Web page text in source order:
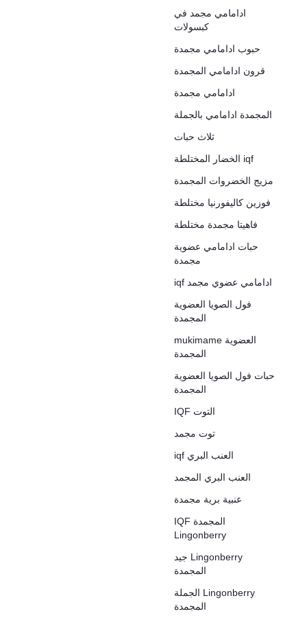
ادامامي مجمد في
كبسولات
حبوب ادامامي مجمدة
قرون ادامامي المجمدة
ادامامي مجمدة
المجمدة ادامامي بالجملة
ثلاث حبات
الخضار المختلطة iqf
مزيج الخضروات المجمدة
فوزين كاليفورنيا مختلطة
فاهيتا مجمدة مختلطة
حبات ادامامي عضوية
مجمدة
iqf ادامامي عضوي مجمد
فول الصويا العضوية
المجمدة
mukimame العضوية
المجمدة
حبات فول الصويا العضوية
المجمدة
IQF التوت
توت مجمد
iqf العنب البري
العنب البري المجمد
عنبية برية مجمدة
IQF المجمدة
Lingonberry
جيد Lingonberry
المجمدة
الجملة Lingonberry
المجمدة